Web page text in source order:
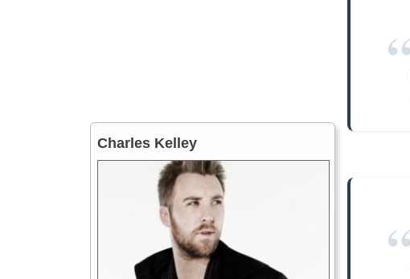
Charles Kelley